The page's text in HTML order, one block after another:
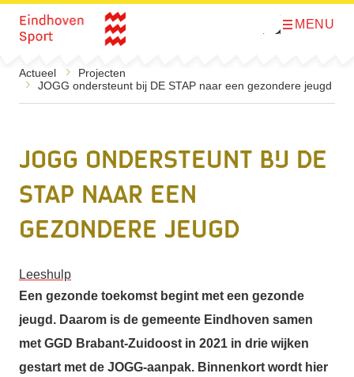
Direct naar de inhoud
O
e
MENU
Actueel
Projecten
JOGG ondersteunt bij DE STAP naar een gezondere jeugd
JOGG ondersteunt bij DE
STAP naar een
gezondere jeugd
Leeshulp
Een gezonde toekomst begint met een gezonde
jeugd. Daarom is de gemeente Eindhoven samen
met GGD Brabant-Zuidoost in 2021 in drie wijken
gestart met de JOGG-aanpak. Binnenkort wordt hier